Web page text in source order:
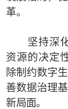
革。
坚持深
资源的决定
除制约数字
善数据治理
新局面。